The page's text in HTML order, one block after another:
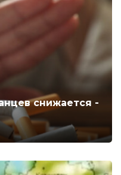
снижается -